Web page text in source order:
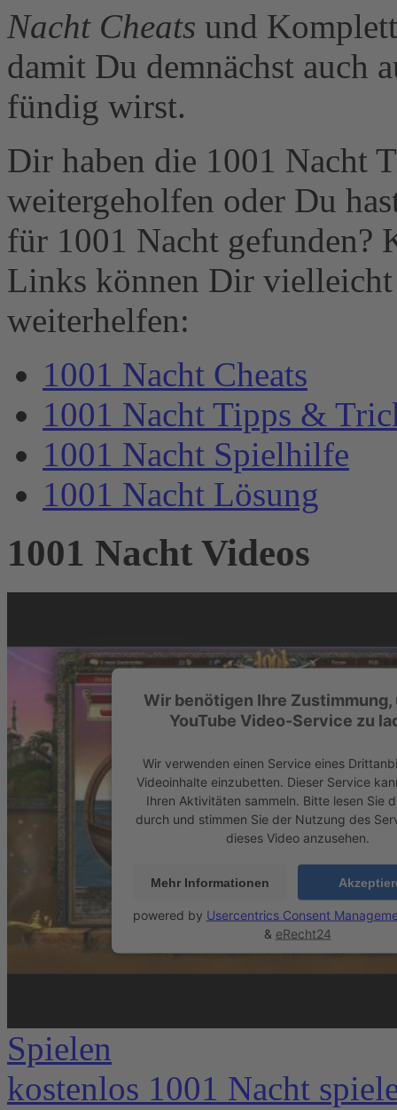
Nacht Cheats und
damit Du demnächst auch
fündig wirst.
Dir haben die 1001 Nacht
weitergeholfen oder Du
für 1001 Nacht gefunden?
Links können Dir
weiterhelfen:
1001 Nacht Cheats
1001 Nacht Tipps &
1001 Nacht Spielhilfe
1001 Nacht Lösung
1001 Nacht Videos
Wir benötigen Ihre Zustimmung,
YouTube Video-Service zu
Wir verwenden einen Service eines
Videoinhalte einzubetten. Dieser Service
Ihren Aktivitäten sammeln. Bitte lesen Sie
durch und stimmen Sie der Nutzung des
dieses Video anzusehen.
Mehr Informationen
powered by Usercentrics Consent
& eRecht24
Spielen
kostenlos 1001 Nacht